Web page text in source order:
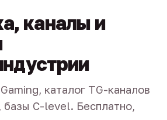
каналы и
каталог TG-каналов
базы C-level. Бесплатно,